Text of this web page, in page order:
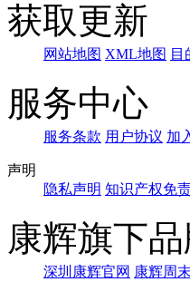
获取更新
网站地图 XML地图 目
服务中心
服务条款 用户协议 加
声明
隐私声明 知识产权免
康辉旗下
深圳康辉官网 康辉周